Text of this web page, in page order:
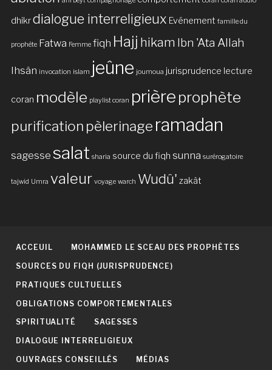
dhikrdialogue interreligieux Evénement famille du
prophète Fatwa Femme fiqh Hajj hikam Ibn 'Ata Allah
Ihsân invocation islam jeûne joumoua jurisprudence lecture
coran modèle playlist coran prière prophète
purification pèlerinage ramadan
sagesse salat sharia source du fiqh sunna surérogatoire
tajwid Umra valeur voyage warch Wudû' zakât
ACCEUIL MOHAMMED LE SCEAU DES PROPHÈTES
SOURCES DU FIQH (JURISPRUDENCE)
PRATIQUES CULTUELLES
OBLIGATIONS COMPORTEMENTALES
SPIRITUALITÉ SAGESSES
DIALOGUE INTERRELIGIEUX
OUVRAGES CONSEILLÉS MÉDIAS